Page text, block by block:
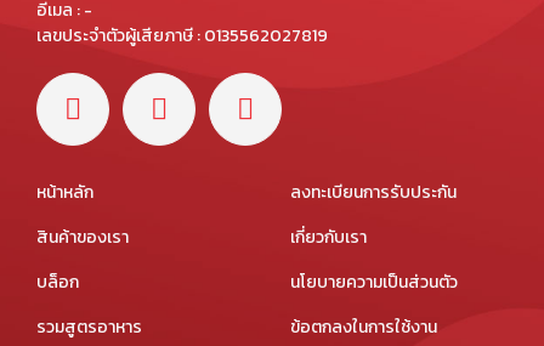
อีเมล : -
เลขประจำตัวผู้เสียภาษี : 0135562027819
หน้าหลัก
สินค้าของเรา
บล็อก
รวมสูตรอาหาร
ลงทะเบียนการรับประกัน
เกี่ยวกับเรา
นโยบายความเป็นส่วนตัว
ข้อตกลงในการใช้งาน